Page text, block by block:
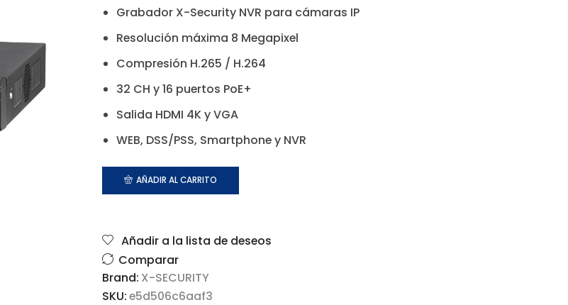
Grabador X-Security NVR para cámaras IP
Resolución máxima 8 Megapixel
Compresión H.265 / H.264
32 CH y 16 puertos PoE+
Salida HDMI 4K y VGA
WEB, DSS/PSS, Smartphone y NVR
AÑADIR AL CARRITO
Añadir a la lista de deseos
Comparar
Brand: X-SECURITY
SKU:e5d506c6aaf3